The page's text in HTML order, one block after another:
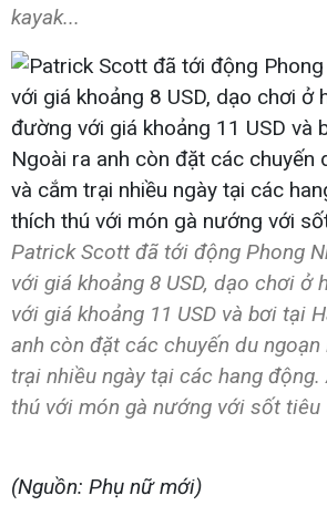
kayak...
Patrick Scott đã tới động Phong
với giá khoảng 8 USD, dạo chơi ở
với giá khoảng 11 USD và bơi tại
anh còn đặt các chuyến du
trại nhiều ngày tại các hang
thú với món gà nướng với sốt tiêu
(Nguồn: Phụ nữ mới)